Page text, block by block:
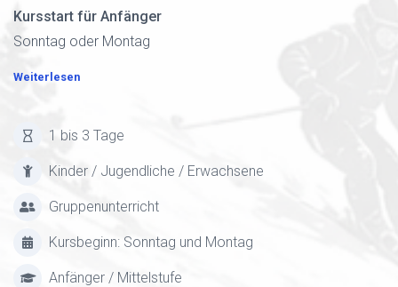
Kursstart für Anfänger
Sonntag oder Montag
Weiterlesen
1 bis 3 Tage
Kinder / Jugendliche / Erwachsene
Gruppenunterricht
Kursbeginn: Sonntag und Montag
Anfänger / Mittelstufe